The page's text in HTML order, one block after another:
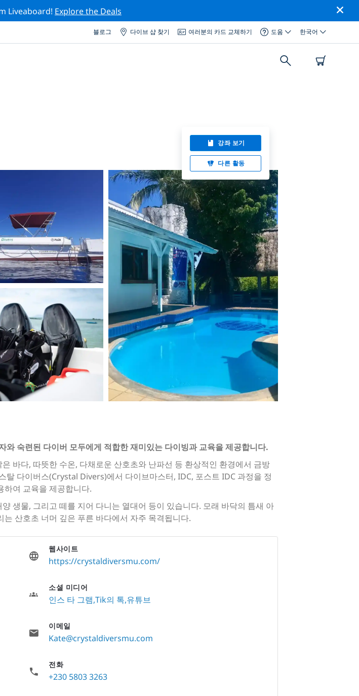
Liveaboard! Explore the Deals
블로그 다이브 샵 찾기 여러분의 카드 교체하기 도움 한국어
강좌 보기
다른 활동
숙련된 다이버 모두에게 적합한 재미있는 다이빙과 교육을 제공합니다.
바다, 따뜻한 수온, 다채로운 산호초와 난파선 등 환상적인 환경에서 금방
다이버스(Crystal Divers)에서 다이브마스터, IDC, 포스트 IDC 과정을 정
하여 교육을 제공합니다.
생물, 그리고 떼를 지어 다니는 열대어 등이 있습니다. 모래 바닥의 틈새 아
산호초 너머 깊은 푸른 바다에서 자주 목격됩니다.
웹사이트
https://crystaldiversmu.com/
소셜 미디어
인스 타 그램 Tik의 톡 유튜브
이메일
Kate@crystaldiversmu.com
전화
+230 5803 3263